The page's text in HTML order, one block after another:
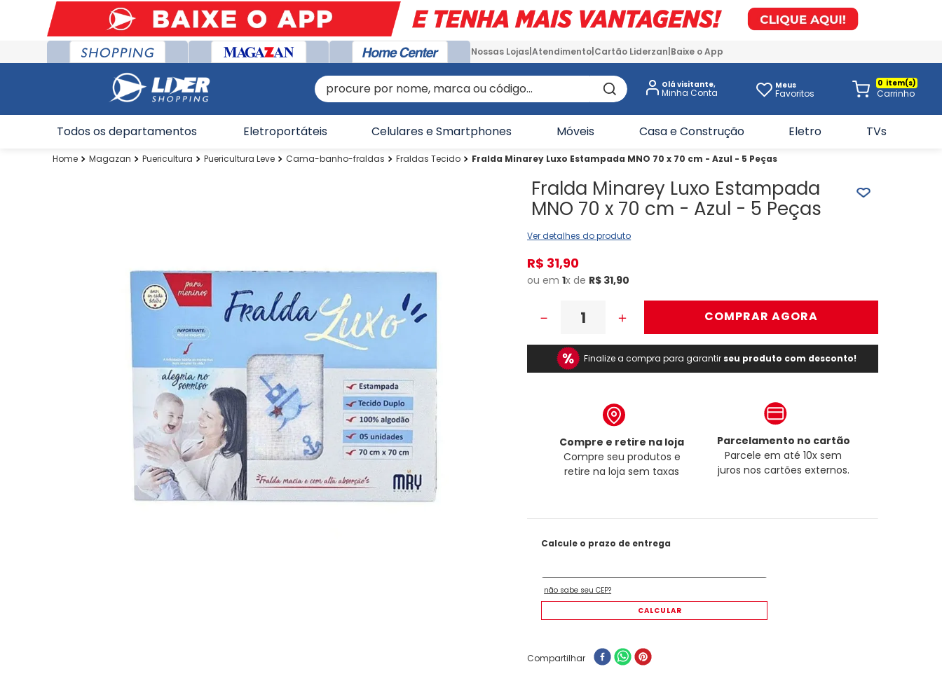
Nossas Lojas Atendimento Cartão Liderzan Baixe o App
procure por nome, marca ou código... Olá visitante, Meus
Favoritos
0
Todos os departamentos Eletroportáteis Celulares e Smartphones Móveis Casa e Construção Eletro TVs
Magazan Puericultura Puericultura Leve Cama-banho-fraldas Fraldas Tecido Fralda Minarey Luxo Estampada MNO 70 x 70 cm - Azul - 5 Peças
Fralda Minarey Luxo Estampada
MNO 70 x 70 cm - Azul - 5 Peças
Ver detalhes do produto
R$ 31,90
ou em1x de R$ 31,90
＋
－ COMPRAR AGORA
Finalize a compra para garantir seu produto com desconto!
Compre e retire na loja
Compre seu produtos e
retire na loja sem taxas
Parcelamento no cartão
Parcele em até 10x sem
juros nos cartões externos.
Compartilhar